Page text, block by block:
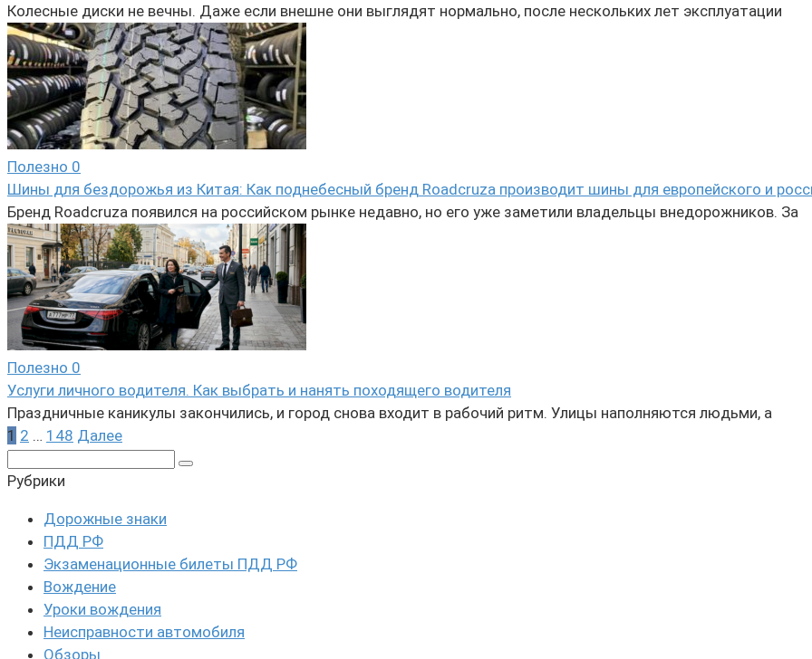
Колесные диски не вечны. Даже если внешне они выглядят нормально, после нескольких лет эксплуатации
Полезно 0
Шины для бездорожья из Китая: Как поднебесный бренд Roadcruza производит шины для европейского и
Бренд Roadcruza появился на российском рынке недавно, но его уже заметили владельцы внедорожников. За
Полезно 0
Услуги личного водителя. Как выбрать и нанять походящего водителя
Праздничные каникулы закончились, и город снова входит в рабочий ритм. Улицы наполняются людьми, а
Пагинация
записей
1 2 … 148 Далее
Поиск:
Рубрики
Дорожные знаки
ПДД РФ
Экзаменационные билеты ПДД РФ
Вождение
Уроки вождения
Неисправности автомобиля
Обзоры